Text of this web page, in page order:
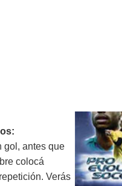
gol, antes que
colocá
Verás